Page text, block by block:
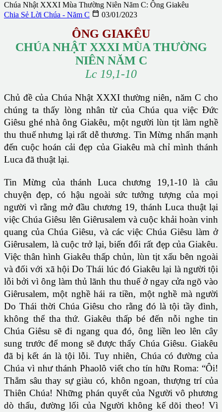
Chúa Nhật XXXI Mùa Thường Niên Năm C: Ông Giakêu
Chia Sẻ Lời Chúa - Năm C  03/01/2023
ÔNG GIAKÊU
CHÚA NHẬT XXXI MÙA THƯỜNG
NIÊN NĂM C
Lc 19,1-10
Chủ đề của Chúa Nhật XXXI thường niên, năm C cho
chúng ta thấy lòng nhân từ của Chúa qua việc Đức
Giêsu ghé nhà ông Giakêu, một người lùn tịt làm nghề
thu thuế nhưng lại rất dễ thương. Tin Mừng nhấn mạnh
đến cuộc hoán cải đẹp của Giakêu mà chỉ mình thánh
Luca đã thuật lại.
Tin Mừng của thánh Luca chương 19,1-10 là câu
chuyện đẹp, có hậu ngoài sức tưởng tượng của mọi
người vì rằng mở đầu chương 19, thánh Luca thuật lại
việc Chúa Giêsu lên Giêrusalem và cuộc khải hoàn vinh
quang của Chúa Giêsu, và các việc Chúa Giêsu làm ở
Giêrusalem, là cuộc trở lại, biến đổi rất đẹp của Giakêu.
Việc thân hình Giakêu thấp chủn, lùn tịt xấu bên ngoài
và đối với xã hội Do Thái lúc đó Giakêu lại là người tội
lỗi bởi vì ông làm thủ lãnh thu thuế ở ngay cửa ngõ vào
Giêrusalem, một nghề hái ra tiền, một nghề mà người
Do Thái thời Chúa Giêsu cho rằng đó là tội tầy đình,
không thể tha thứ. Giakêu thấp bé đến nỗi nghe tin
Chúa Giêsu sẽ đi ngang qua đó, ông liền leo lên cây
sung trước để mong sẽ được thấy Chúa Giêsu. Giakêu
đã bị kết án là tội lỗi. Tuy nhiên, Chúa có đường của
Chúa vì như thánh Phaolô viết cho tín hữu Roma: “Ôi!
Thẳm sâu thay sự giàu có, khôn ngoan, thượng trí của
Thiên Chúa! Những phán quyết của Người vô phương
dò thấu, đường lối của Người không kế dõi theo! Vì